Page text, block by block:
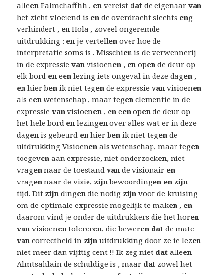
alleen Palmchaffhh , en vereist dat de eigenaarvan
het zicht vloeiend is en de overdracht slechts eng
verhindert , en Hola , zoveel ongeremde
uitdrukking : en je vertellen over hoe de
interpretatie soms is . Misschien is de verwennerij
in de expressievan visioenen , en open de deur op
elk bord en een lezing iets ongeval in deze dagen ,
en hier ben ik niet tegen de expressievan visioenen
als een wetenschap , maar tegen clementie in de
expressievan visioenen , en een open de deur op
het hele bord en lezingen over alles wat er in deze
dagen is gebeurd en hier ben ik niet tegen de
uitdrukking Visioenen als wetenschap, maar tegen
toegeven aan expressie, niet onderzoeken, niet
vragen naar de toestandvan de visionair en
vragen naar de visie, zijn bewoordingen en zijn
tijd. Dit zijn dingen die nodig zijn voor de kruising
om de optimale expressie mogelijk te maken , en
daarom vind je onder de uitdrukkers die het horen
van visioenen tolereren, die beweren dat de mate
van correctheid in zijn uitdrukking door ze te lezen
niet meer dan vijftig cent !! Ik zeg niet dat alleen
Almtsahlain de schuldige is , maar dat zowel het